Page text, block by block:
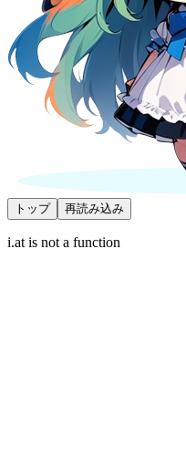
トップ 再読み込み
i.at is not a function